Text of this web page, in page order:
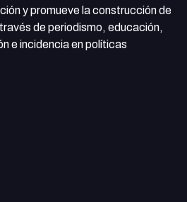
y promueve la construcción de
de periodismo, educación,
e incidencia en políticas